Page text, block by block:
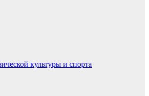
культуры и спорта